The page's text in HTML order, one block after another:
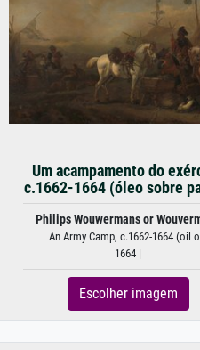
Um acampamento do
c.1662-1664 (óleo sobre
Philips Wouwermans or
An Army Camp, c.1662-1664 (oil
1664 |
Escolher imagem